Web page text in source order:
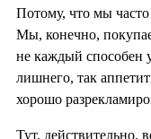
Потому, что мы
Мы, конечно,
не каждый способен
лишнего, так
хорошо
Тут, действительно,